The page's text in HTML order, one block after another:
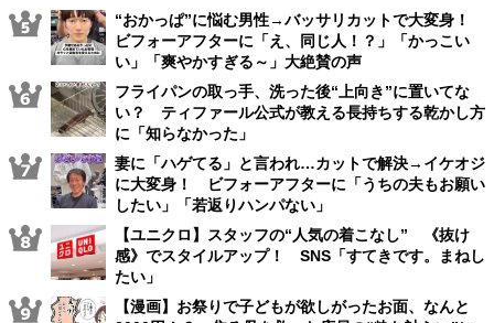
“おかっぱ”に悩む男性→バッサリカットで大変身！
ビフォーアフターに「え、同じ人！？」「かっこい
い」「爽やかすぎる～」大絶賛の声
フライパンの取っ手、洗った後“上向き”に置いてな
い？ ティファール公式が教える長持ちする乾かし方
に「知らなかった」
妻に「ハゲてる」と言われ…カットで解決→イケオジ
に大変身！ ビフォーアフターに「うちの夫もお願い
したい」「若返りハンパない」
【ユニクロ】スタッフの“人気の着こなし” 《抜け
感》でスタイルアップ！ SNS「すてきです。まねし
たい」
【漫画】お祭りで子どもが欲しがったお面、なんと